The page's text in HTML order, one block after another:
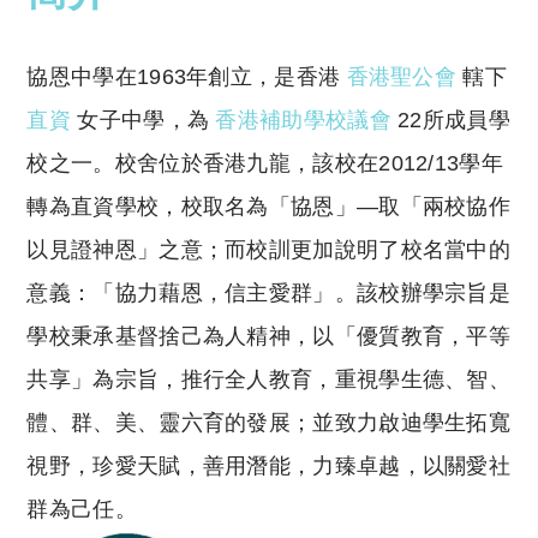
協恩中學在1963年創立，是香港 香港聖公會 轄下
直資 女子中學，為香港補助學校議會 22所成員學
校之一。校舍位於香港九龍，該校在2012/13學年
轉為直資學校，校取名為「協恩」—取「兩校協作
以見證神恩」之意；而校訓更加說明了校名當中的
意義：「協力藉恩，信主愛群」。該校辦學宗旨是
學校秉承基督捨己為人精神，以「優質教育，平等
共享」為宗旨，推行全人教育，重視學生德、智、
體、群、美、靈六育的發展；並致力啟迪學生拓寬
視野，珍愛天賦，善用潛能，力臻卓越，以關愛社
群為己任。